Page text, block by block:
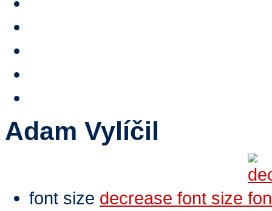
Adam Vylíčil
font size decrease font size